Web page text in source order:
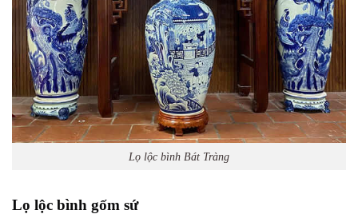
Lọ lộc bình Bát Tràng
Lọ lộc bình gốm sứ